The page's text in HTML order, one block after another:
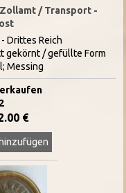
/ Transport -
Drittes Reich
gekörnt / gefüllte Form
Messing
2
€